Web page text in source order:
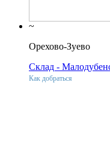
~
Орехово-Зуево
Склад -
Как добраться